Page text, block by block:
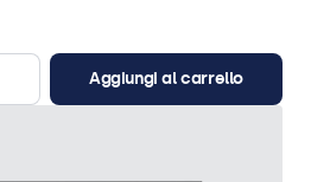
Aggiungi al carrello